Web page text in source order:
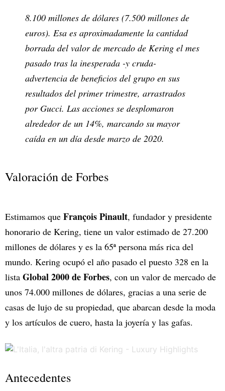
8.100 millones de dólares (7.500 millones de
euros). Esa es aproximadamente la cantidad
borrada del valor de mercado de Kering el mes
pasado tras la inesperada -y cruda-
advertencia de beneficios del grupo en sus
resultados del primer trimestre, arrastrados
por Gucci. Las acciones se desplomaron
alrededor de un 14%, marcando su mayor
caída en un día desde marzo de 2020.
Valoración de Forbes
Estimamos que François Pinault, fundador y presidente
honorario de Kering, tiene un valor estimado de 27.200
millones de dólares y es la 65ª persona más rica del
mundo. Kering ocupó el año pasado el puesto 328 en la
lista Global 2000 de Forbes, con un valor de mercado de
unos 74.000 millones de dólares, gracias a una serie de
casas de lujo de su propiedad, que abarcan desde la moda
y los artículos de cuero, hasta la joyería y las gafas.
Antecedentes